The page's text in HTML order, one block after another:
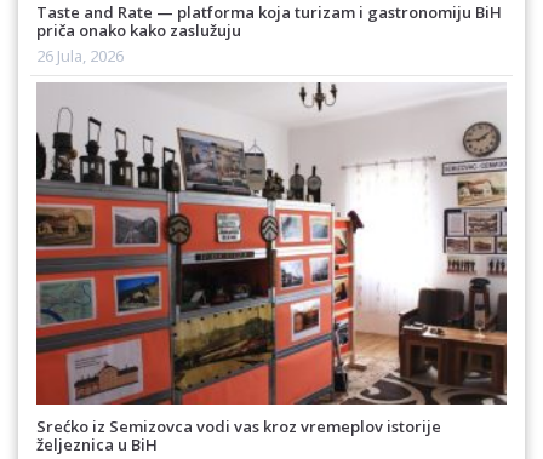
Taste and Rate — platforma koja turizam i gastronomiju BiH
priča onako kako zaslužuju
26 Jula, 2026
Srećko iz Semizovca vodi vas kroz vremeplov istorije
željeznica u BiH